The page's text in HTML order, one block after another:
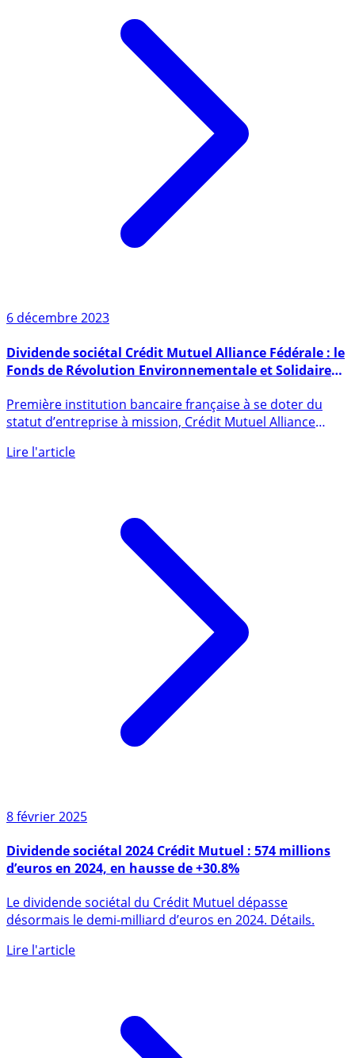
6 décembre 2023
Fonds de Révolution Environnementale et Solidaire
lancé officiellement
statut d’entreprise à mission, Crédit Mutuel Alliance
8 février 2025
d’euros en 2024, en hausse de +30.8%
désormais le demi-milliard d’euros en 2024. Détails.